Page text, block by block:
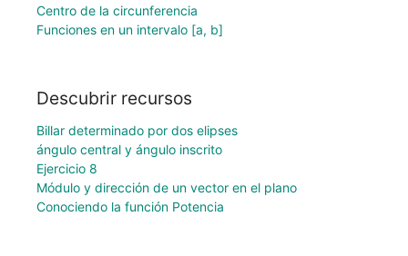
Centro de la circunferencia
Funciones en un intervalo [a, b]
Descubrir recursos
Billar determinado por dos elipses
ángulo central y ángulo inscrito
Ejercicio 8
Módulo y dirección de un vector en el plano
Conociendo la función Potencia